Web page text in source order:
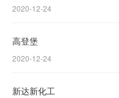
2020-12-24
高登堡
2020-12-24
新达新化工